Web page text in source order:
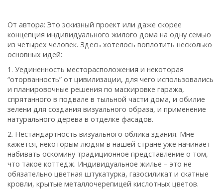
От автора: Это эскизный проект или даже скорее
концепция индивидуального жилого дома на одну семью
из четырех человек. Здесь хотелось воплотить несколько
основных идей:
1. Уединенность месторасположения и некоторая
“оторванность” от цивилизации, для чего использовались
и планировочные решения по маскировке гаража,
спрятанного в подвале в тыльной части дома, и обилие
зелени для создания визуального образа, и применение
натурального дерева в отделке фасадов.
2. Нестандартность визуального облика здания. Мне
кажется, некоторым людям в нашей стране уже начинает
набивать оскомину традиционное представление о том,
что такое коттедж. Индивидуальное жилье – это не
обязательно цветная штукатурка, газосиликат и скатные
кровли, крытые металлочерепицей кислотных цветов.